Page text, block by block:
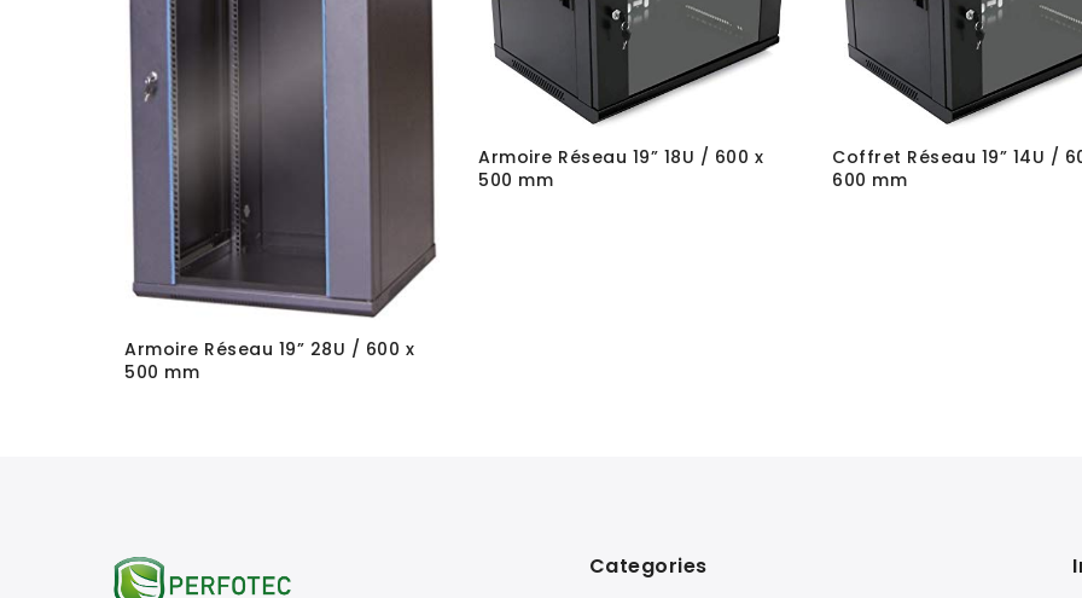
Armoire Réseau 19” 28U / 600 x
500 mm
Armoire Réseau 19” 18U / 600 x
500 mm
Coffret Réseau 19” 14U /
600 mm
Categories